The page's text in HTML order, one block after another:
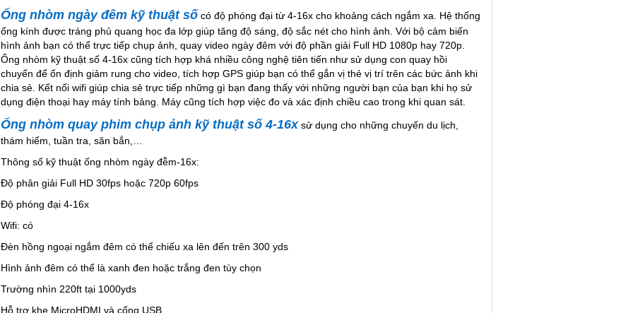
Ống nhòm ngày đêm kỹ thuật sốcó độ phóng đại từ 4-16x cho khoảng cách ngắm xa. Hệ thống
ống kính được tráng phủ quang học đa lớp giúp tăng độ sáng, độ sắc nét cho hình ảnh. Với bộ cảm biến
hình ảnh bạn có thể trực tiếp chụp ảnh, quay video ngày đêm với độ phần giải Full HD 1080p hay 720p.
Ống nhòm kỹ thuật số 4-16x cũng tích hợp khá nhiều công nghệ tiên tiến như sử dụng con quay hồi
chuyển để ổn định giảm rung cho video, tích hợp GPS giúp bạn có thể gắn vị thẻ vị trí trên các bức ảnh khi
chia sẻ. Kết nối wifi giúp chia sẻ trực tiếp những gì bạn đang thấy với những người bạn của bạn khi họ sử
dụng điện thoại hay máy tính bảng. Máy cũng tích hợp việc đo và xác định chiều cao trong khi quan sát.
Ống nhòm quay phim chụp ảnh kỹ thuật số 4-16xsử dụng cho những chuyến du lịch,
thám hiểm, tuần tra, săn bắn,…
Thông số kỹ thuật ống nhòm ngày đễm-16x:
Độ phân giải Full HD 30fps hoặc 720p 60fps
Độ phóng đại 4-16x
Wifi: có
Đèn hồng ngoại ngắm đêm có thể chiếu xa lên đến trên 300 yds
Hình ảnh đêm có thể là xanh đen hoặc trắng đen tùy chọn
Trường nhìn 220ft tại 1000yds
Hỗ trợ khe MicroHDMI và cổng USB